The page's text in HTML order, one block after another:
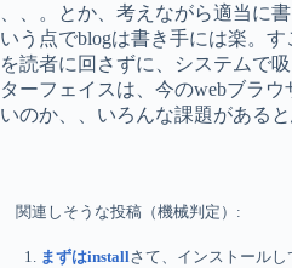
、、。とか、考えながら適当に
いう点でblogは書き手には楽。
を読者に回さずに、システムで
ターフェイスは、今のwebブラ
いのか、、いろんな課題があると
関連しそうな投稿（機械判定）:
まずはinstallさて、インストールし